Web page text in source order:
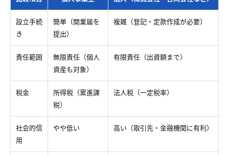
設立手続
き
簡単（開業届を
提出）
複雑（登記・定款作成が必要）
責任範囲
無限責任（個人
資産も対象）
有限責任（出資額まで）
税金
所得税（累進課
税）
法人税（一定税率）
社会的信
用
やや低い 高い（取引先・金融機関に有利）